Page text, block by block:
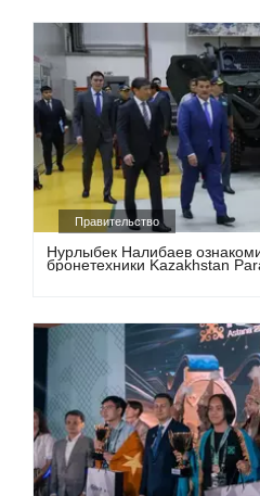
Правительство
Нурлыбек Налибаев
бронетехники Kazakhstan